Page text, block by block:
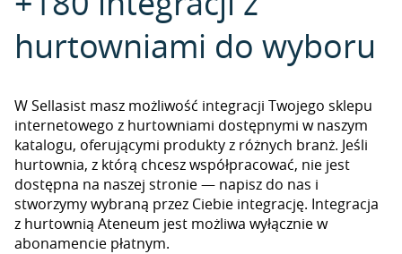
hurtowniami do wyboru
W Sellasist masz możliwość integracji Twojego sklepu
internetowego z hurtowniami dostępnymi w naszym
katalogu, oferującymi produkty z różnych branż. Jeśli
hurtownia, z którą chcesz współpracować, nie jest
dostępna na naszej stronie — napisz do nas i
stworzymy wybraną przez Ciebie integrację. Integracja
z hurtownią Ateneum jest możliwa wyłącznie w
abonamencie płatnym.